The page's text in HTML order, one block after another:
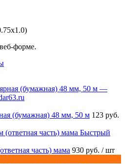
форме.
(бумажная) 48 мм, 50 м 123 руб.
Быстрый
часть) мама 930 руб. / шт